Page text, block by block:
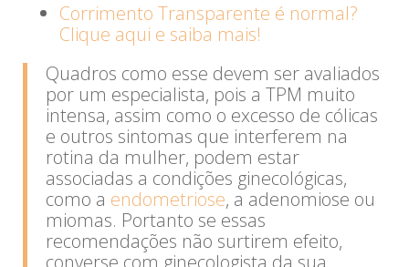
Corrimento Transparente é normal?
Clique aqui e saiba mais!
Quadros como esse devem ser avaliados
por um especialista, pois a TPM muito
intensa, assim como o excesso de cólicas
e outros sintomas que interferem na
rotina da mulher, podem estar
associadas a condições ginecológicas,
como a endometriose, a adenomiose ou
miomas. Portanto se essas
recomendações não surtirem efeito,